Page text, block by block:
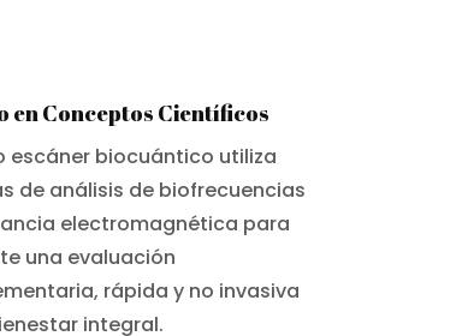
en Conceptos Científicos
escáner biocuántico utiliza
de análisis de biofrecuencias
electromagnética para
una evaluación
rápida y no invasiva
integral.